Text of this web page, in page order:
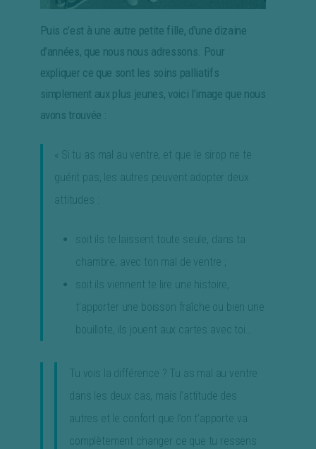
Puis c’est à une autre petite fille, d’une dizaine
d’années, que nous nous adressons. Pour
expliquer ce que sont les soins palliatifs
simplement aux plus jeunes, voici l’image que nous
avons trouvée :
« Si tu as mal au ventre, et que le sirop ne te
guérit pas, les autres peuvent adopter deux
attitudes :
soit ils te laissent toute seule, dans ta
chambre, avec ton mal de ventre ;
soit ils viennent te lire une histoire,
t’apporter une boisson fraîche ou bien une
bouillote, ils jouent aux cartes avec toi…
Tu vois la différence ? Tu as mal au ventre
dans les deux cas, mais l’attitude des
autres et le confort que l’on t’apporte va
complètement changer ce que tu ressens